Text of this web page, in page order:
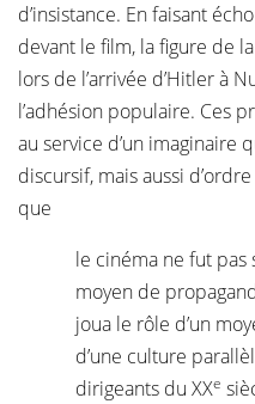
d’insistance. En faisant
devant le film, la figure de
lors de l’arrivée d’Hitler à
l’adhésion populaire. Ces
au service d’un imaginaire
discursif, mais aussi
que
le cinéma ne fut pas
moyen de
joua le rôle d’un
d’une culture
dirigeants du XXe